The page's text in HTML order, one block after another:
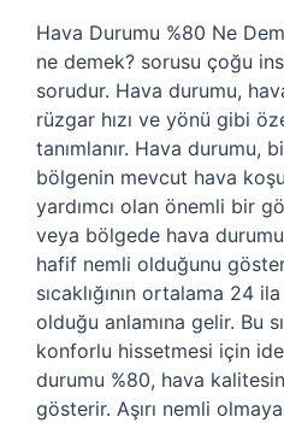
Hava Durumu %80 Ne
ne demek? sorusu çoğu
sorudur. Hava durumu,
rüzgar hızı ve yönü gibi
tanımlanır. Hava durumu,
bölgenin mevcut hava
yardımcı olan önemli bir
veya bölgede hava
hafif nemli olduğunu
sıcaklığının ortalama 24
olduğu anlamına gelir. Bu
konforlu hissetmesi için
durumu %80, hava
gösterir. Aşırı nemli